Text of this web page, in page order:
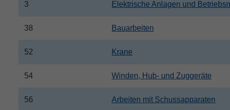
3 Elektrische Anlagen und
38 Bauarbeiten
52 Krane
54 Winden, Hub- und Zuggeräte
56 Arbeiten mit Schussapparaten